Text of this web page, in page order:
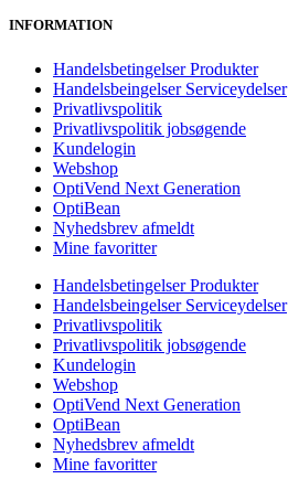
INFORMATION
Handelsbetingelser Produkter
Handelsbeingelser Serviceydelser
Privatlivspolitik
Privatlivspolitik jobsøgende
Kundelogin
Webshop
OptiVend Next Generation
OptiBean
Nyhedsbrev afmeldt
Mine favoritter
Handelsbetingelser Produkter
Handelsbeingelser Serviceydelser
Privatlivspolitik
Privatlivspolitik jobsøgende
Kundelogin
Webshop
OptiVend Next Generation
OptiBean
Nyhedsbrev afmeldt
Mine favoritter